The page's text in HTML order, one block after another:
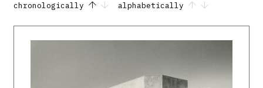
chronologically
alphabetically